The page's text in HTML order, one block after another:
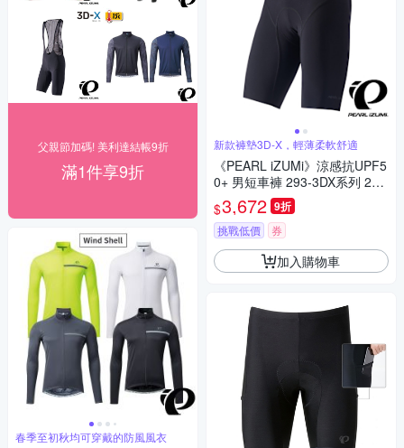
父親節加碼! 美利達結帳9折
滿1件享9折
春季至初秋均可穿戴的防風風衣
新款褲墊3D-X，輕薄柔軟舒適
《PEARL iZUMi》涼感抗UPF5
0+ 男短車褲 293-3DX系列 25
競賽/涼感/防曬/吸汗/透氣/單車/
運動
$3,672 9折
挑戰低價 券
加入購物車